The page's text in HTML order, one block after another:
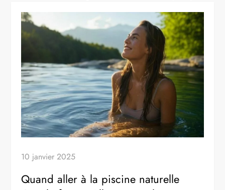
10 janvier 2025
Quand aller à la piscine naturelle